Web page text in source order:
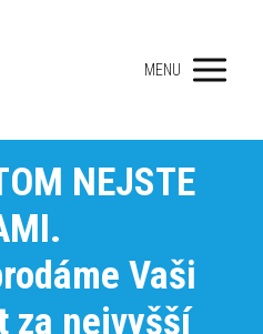
MENU
NEJSTE
Vaši
za nejvyšší